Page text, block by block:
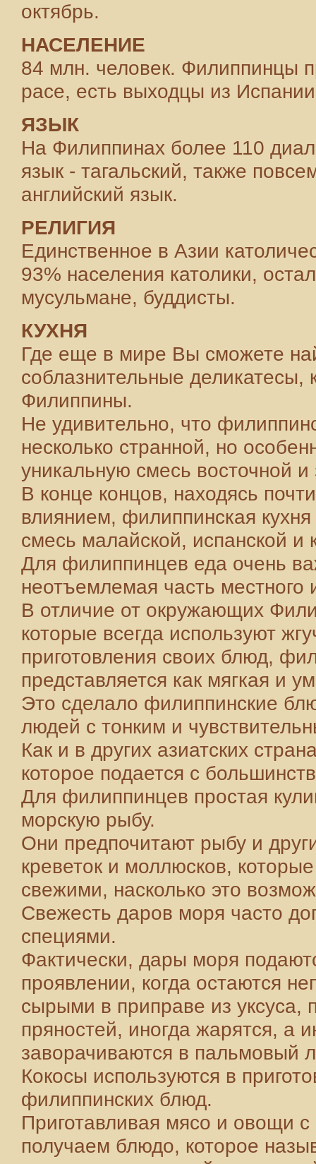
октябрь.
НАСЕЛЕНИЕ
84 млн. человек. Филиппинцы
расе, есть выходцы из
ЯЗЫК
На Филиппинах более 110
язык - тагальский, также
английский язык.
РЕЛИГИЯ
Единственное в Азии
93% населения католики,
мусульмане, буддисты.
КУХНЯ
Где еще в мире Вы сможете
соблазнительные деликатесы,
Филиппины.
Не удивительно, что
несколько странной, но
уникальную смесь восточной и
В конце концов, находясь
влиянием, филиппинская
смесь малайской, испанской и
Для филиппинцев еда очень
неотъемлемая часть местного
В отличие от окружающих
которые всегда используют
приготовления своих блюд,
представляется как мягкая и
Это сделало филиппинские
людей с тонким и
Как и в других азиатских
которое подается с
Для филиппинцев простая
морскую рыбу.
Они предпочитают рыбу и
креветок и моллюсков,
свежими, насколько это
Свежесть даров моря часто
специями.
Фактически, дары моря
проявлении, когда остаются
сырыми в приправе из уксуса,
пряностей, иногда жарятся, а
заворачиваются в пальмовый
Кокосы используются в
филиппинских блюд.
Приготавливая мясо и овощи
получаем блюдо, которое